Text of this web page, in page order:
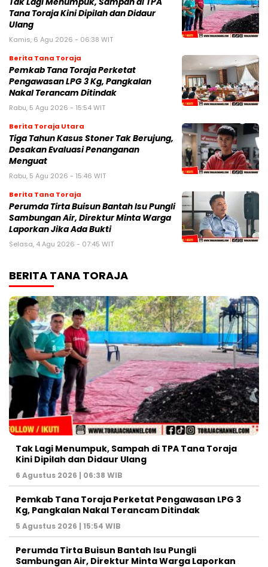
Tak Lagi Menumpuk, Sampah di TPA
Tana Toraja Kini Dipilah dan Didaur
Ulang
Kamis, 6 Agu 2026 - 06:38 WIT
Berita Tana Toraja
Pemkab Tana Toraja Perketat
Pengawasan LPG 3 Kg, Pangkalan
Nakal Terancam Ditindak
Rabu, 5 Agu 2026 - 15:54 WIT
Berita Toraja Utara
Tiga Tahun Kasus Stoner Tak Berujung,
Desakan Evaluasi Penanganan
Menguat
Rabu, 5 Agu 2026 - 15:46 WIT
Berita Tana Toraja
Perumda Tirta Buisun Bantah Isu Pungli
Sambungan Air, Direktur Minta Warga
Laporkan Jika Ada Bukti
Selasa, 4 Agu 2026 - 07:45 WIT
BERITA TANA TORAJA
Tak Lagi Menumpuk, Sampah di TPA Tana Toraja
Kini Dipilah dan Didaur Ulang
6 Agustus 2026 | 06:38 WIB
Pemkab Tana Toraja Perketat Pengawasan LPG 3
Kg, Pangkalan Nakal Terancam Ditindak
5 Agustus 2026 | 15:54 WIB
Perumda Tirta Buisun Bantah Isu Pungli
Sambungan Air, Direktur Minta Warga Laporkan